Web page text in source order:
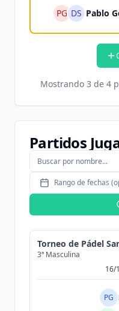
PG DS Pablo
Mostrando 3 de 4
Partidos
Rango de fechas
Torneo de Pádel
3ª Masculina
16/
PG